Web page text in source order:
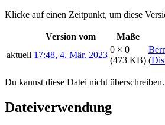
Klicke auf einen Zeitpunkt, um diese
Version vom Maße
aktuell 17:48, 4. Mär. 2023
0 × 0
(473 KB) (
Du kannst diese Datei nicht überschreiben.
Dateiverwendung